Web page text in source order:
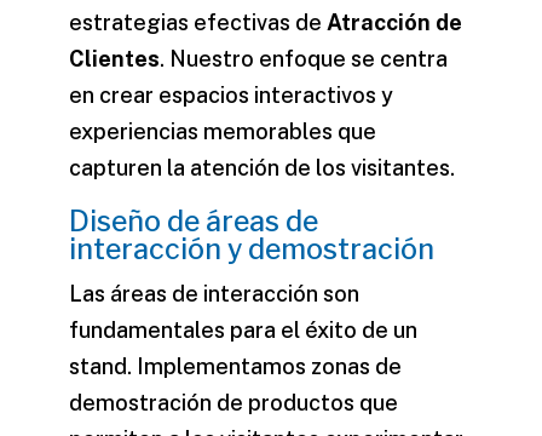
estrategias efectivas de Atracción de
Clientes. Nuestro enfoque se centra
en crear espacios interactivos y
experiencias memorables que
capturen la atención de los visitantes.
Diseño de áreas de
interacción y demostración
Las áreas de interacción son
fundamentales para el éxito de un
stand. Implementamos zonas de
demostración de productos que